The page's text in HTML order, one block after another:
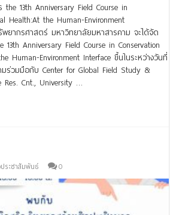
the 13th Anniversary Field Course in
Health:At the Human-Environment
ยากรศาสตร์ มหาวิทยาลัยมหาสารคาม จะได้จัด
13th Anniversary Field Course in Conservation
Human-Environment Interface ขึ้นในระหว่างวันที่
ร่วมมือกับ Center for Global Field Study &
Res. Cnt., University …
ระชาสัมพันธ์ 0